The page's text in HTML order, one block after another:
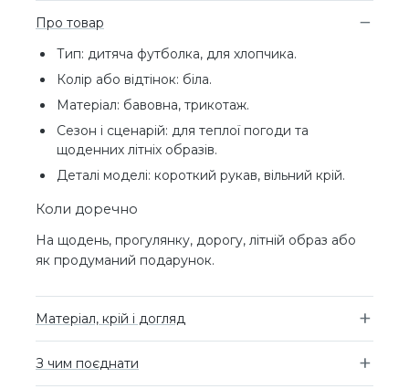
Про товар
Тип: дитяча футболка, для хлопчика.
Колір або відтінок: біла.
Матеріал: бавовна, трикотаж.
Сезон і сценарій: для теплої погоди та
щоденних літніх образів.
Деталі моделі: короткий рукав, вільний крій.
Коли доречно
На щодень, прогулянку, дорогу, літній образ або
як продуманий подарунок.
Матеріал, крій і догляд
З чим поєднати